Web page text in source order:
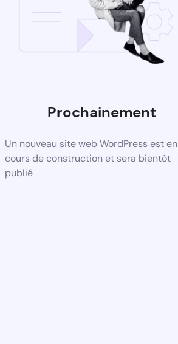
Prochainement
Un nouveau site web WordPress est en
cours de construction et sera bientôt
publié